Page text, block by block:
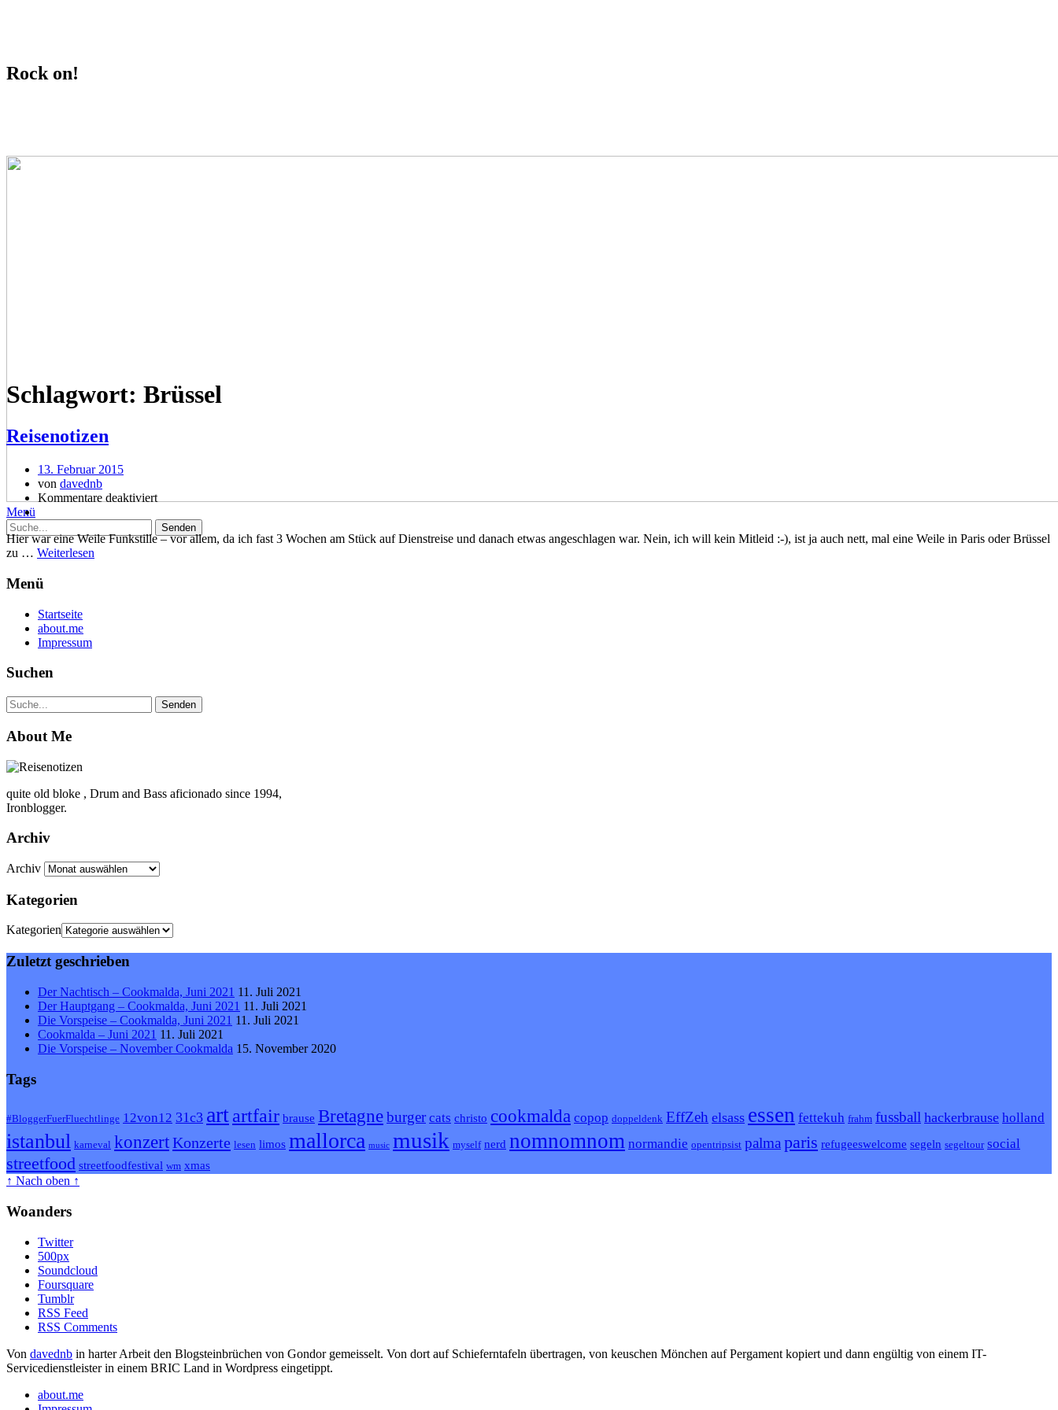
Rock on!
Menü
Schlagwort: Brüssel
Reisenotizen
13. Februar 2015
von davednb
Kommentare deaktiviert
Hier war eine Weile Funkstille – vor allem, da ich fast 3 Wochen am Stück auf Dienstreise und danach etwas angeschlagen war. Nein, ich will kein Mitleid :-), ist ja auch nett, mal eine Weile in Paris oder Brüssel
zu … Weiterlesen
Menü
Startseite
about.me
Impressum
Suchen
About Me
quite old bloke , Drum and Bass aficionado since 1994,
Ironblogger.
Archiv
Archiv
Kategorien
Kategorien
Zuletzt geschrieben
Der Nachtisch – Cookmalda, Juni 2021 11. Juli 2021
Der Hauptgang – Cookmalda, Juni 2021 11. Juli 2021
Die Vorspeise – Cookmalda, Juni 2021 11. Juli 2021
Cookmalda – Juni 2021 11. Juli 2021
Die Vorspeise – November Cookmalda 15. November 2020
Tags
#BloggerFuerFluechtlinge 12von12 31c3 artartfair brause Bretagneburger cats christo cookmalda copop doppeldenk EffZeh elsass essen fettekuh frahm fussball hackerbrause holland
istanbul karneval konzertKonzerte lesen limos mallorca music musik myself nerd nomnomnom normandie opentripsist palmaparis refugeeswelcome segeln segeltour social
streetfood streetfoodfestival wm xmas
↑ Nach oben ↑
Woanders
Twitter
500px
Soundcloud
Foursquare
Tumblr
RSS Feed
RSS Comments
Von davednb in harter Arbeit den Blogsteinbrüchen von Gondor gemeisselt. Von dort auf Schieferntafeln übertragen, von keuschen Mönchen auf Pergament kopiert und dann engültig von einem IT-
Servicedienstleister in einem BRIC Land in Wordpress eingetippt.
about.me